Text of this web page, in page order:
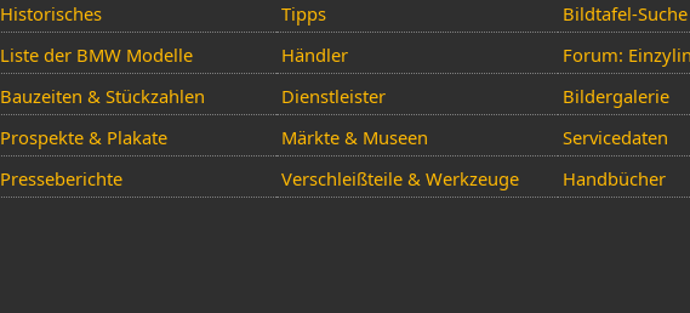
Historisches
Liste der BMW Modelle
Bauzeiten & Stückzahlen
Prospekte & Plakate
Presseberichte
Tipps
Händler
Dienstleister
Märkte & Museen
Verschleißteile & Werkzeuge
Bildtafel-Suche
Forum:
Bildergalerie
Servicedaten
Handbücher